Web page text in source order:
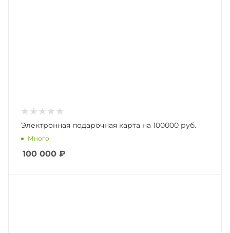
Электронная подарочная карта на 100000 руб.
Много
100 000 ₽